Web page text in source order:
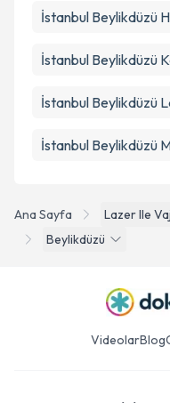
Ana Sayfa Lazer Ile
Beylikdüzü
İstanbul Beylikdüzü
İstanbul Beylikdüzü
İstanbul Beylikdüzü
İstanbul Beylikdüzü
VideolarBlog